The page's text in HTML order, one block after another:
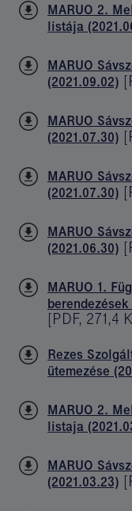
MARUO 2.
listája
MARUO
(2021.09.02) [
MARUO
(2021.07.30) [
MARUO
(2021.07.30) [
MARUO
(2021.06.30) [
MARUO 1.
[PDF, 271,4
Rezes
ütemezése
MARUO 2.
listaja
MARUO
(2021.03.23) [